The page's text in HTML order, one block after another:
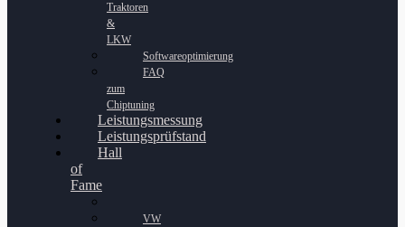
Traktoren
&
LKW
Softwareoptimierung
FAQ
zum
Chiptuning
Leistungsmessung
Leistungsprüfstand
Hall
of
Fame
VW